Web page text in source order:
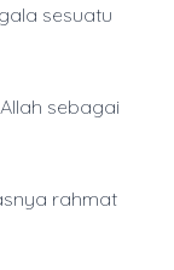
sesuatu
sebagai
rahmat